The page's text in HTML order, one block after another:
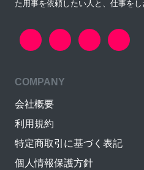
た用事を依頼したい人と、仕事をし
COMPANY
会社概要
利用規約
特定商取引に基づく表記
個人情報保護方針